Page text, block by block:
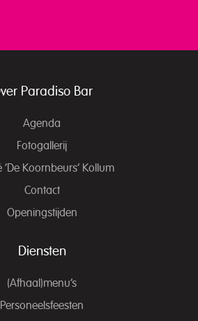
Paradiso Bar
Agenda
Fotogallerij
‘De Koornbeurs’ Kollum
Contact
Openingstijden
Diensten
(Afhaal)menu’s
Personeelsfeesten